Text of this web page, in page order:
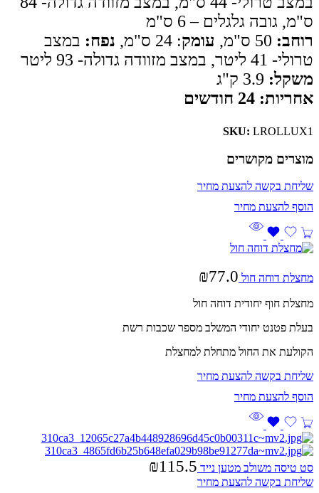
ס"מ, גובה גלגלים – 6 ס"מ
רוחב: 50 ס"מ, עומק: 24 ס"מ, נפח: במצב
טרולי- 41 ליטר, במצב מזוודה גדולה- 93 ליטר
משקל: 3.9 ק"ג
אחריות: 24 חודשים
SKU: LROLLUX1
מוצרים מקושרים
שליחת בקשה להצעת מחיר
מחצלת דוחה חול ₪77.0
מחצלת חוף יחודית דוחה חול
בעלת פטנט יחודי המשלב מספר שכבות רשת
הקולעת את החול מתחלת למחצלת
שליחת בקשה להצעת מחיר
סט טיסה משולב מטען נייד ₪115.5
שליחת בקשה להצעת מחיר